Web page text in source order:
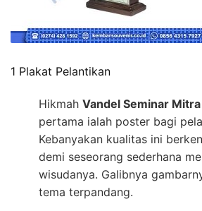
1 Plakat Pelantikan
Hikmah Vandel Seminar
pertama ialah poster bagi
Kebanyakan kualitas ini
demi seseorang sederhana
wisudanya. Galibnya
tema terpandang.